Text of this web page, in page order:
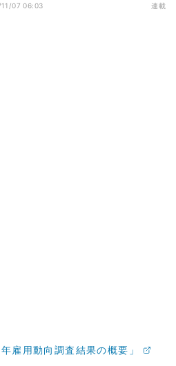
07 06:03 連載
雇用動向調査結果の概要」